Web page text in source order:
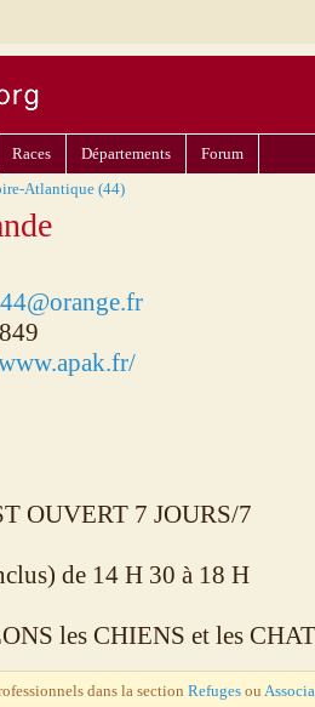
Races Départements
Forum
Atlantique (44)
OUVERT 7 JOURS/7
de 14 H 30 à 18 H
les CHIENS et les
dans la section Refuges ou